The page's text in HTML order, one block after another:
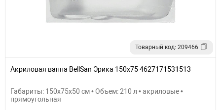
Товарный код: 209466
Акриловая ванна BellSan Эрика 150x75 4627171531513
Габариты: 150x75x50 см • Объем: 210 л • акриловые •
прямоугольная